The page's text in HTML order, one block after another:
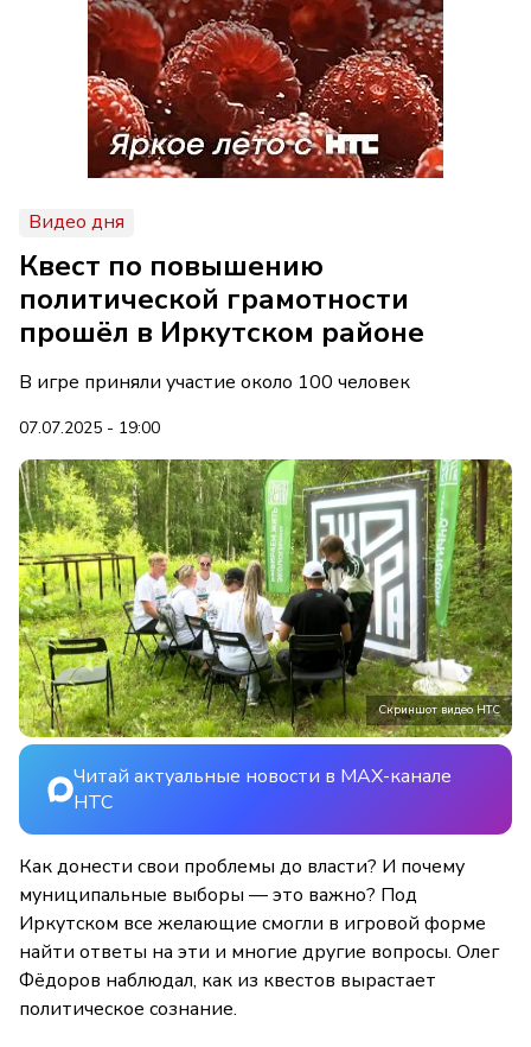
Видео дня
Квест по повышению
политической грамотности
прошёл в Иркутском районе
В игре приняли участие около 100 человек
07.07.2025 - 19:00
Скриншот видео НТС
Читай актуальные новости в MAX-канале
НТС
Как донести свои проблемы до власти? И почему
муниципальные выборы — это важно? Под
Иркутском все желающие смогли в игровой форме
найти ответы на эти и многие другие вопросы. Олег
Фёдоров наблюдал, как из квестов вырастает
политическое сознание.